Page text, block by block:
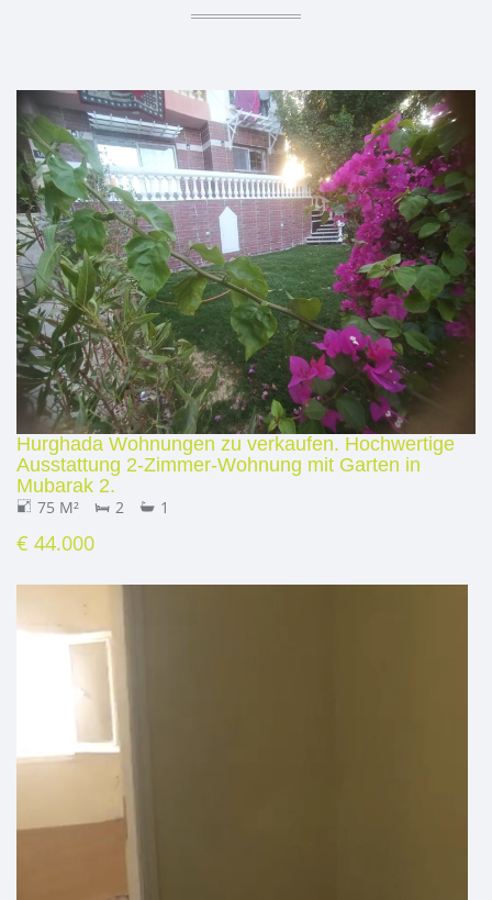
Hurghada Wohnungen zu verkaufen. Hochwertige
Ausstattung 2-Zimmer-Wohnung mit Garten in
Mubarak 2.
75 M² 2 1
€ 44.000